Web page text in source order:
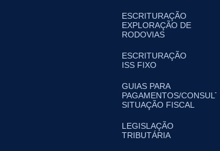
ESCRITURAÇÃO
EXPLORAÇÃO DE
RODOVIAS
ESCRITURAÇÃO
ISS FIXO
GUIAS PARA
PAGAMENTOS/CONSULTA
SITUAÇÃO FISCAL
LEGISLAÇÃO
TRIBUTÁRIA